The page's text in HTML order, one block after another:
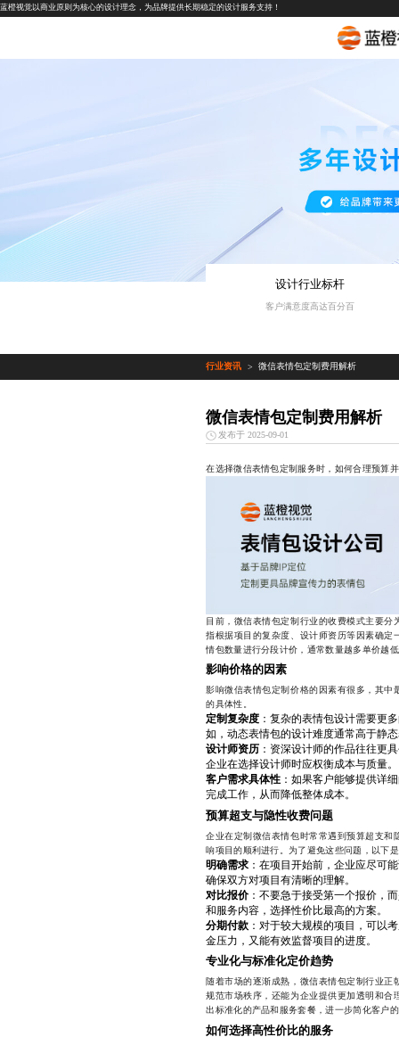
蓝橙视觉以商业原则为核心的设计理念，为品牌提供长期稳定的设计服务支持！
设计行业标杆
客户满意度高达百分百
行业资讯 > 微信表情包定制费用解析
微信表情包定制费用解析
发布于 2025-09-01
在选择微信表情包定制服务时，如何合理预算
目前，微信表情包定制行业的收费模式主要
指根据项目的复杂度、设计师资历等因素确
情包数量进行分段计价，通常数量越多单价越
影响价格的因素
影响微信表情包定制价格的因素有很多，其
的具体性。
定制复杂度 ：复杂的表情包设计需要更
如，动态表情包的设计难度通常高于静
设计师资历 ：资深设计师的作品往往更
企业在选择设计师时应权衡成本与质量。
客户需求具体性 ：如果客户能够提供详
完成工作，从而降低整体成本。
预算超支与隐性收费问题
企业在定制微信表情包时常常遇到预算超支
响项目的顺利进行。为了避免这些问题，以下
明确需求 ：在项目开始前，企业应尽可
确保双方对项目有清晰的理解。
对比报价：不要急于接受第一个报价，
和服务内容，选择性价比最高的方案。
分期付款 ：对于较大规模的项目，可以
金压力，又能有效监督项目的进度。
专业化与标准化定价趋势
随着市场的逐渐成熟，微信表情包定制行业
规范市场秩序，还能为企业提供更加透明和
出标准化的产品和服务套餐，进一步简化客户
如何选择高性价比的服务